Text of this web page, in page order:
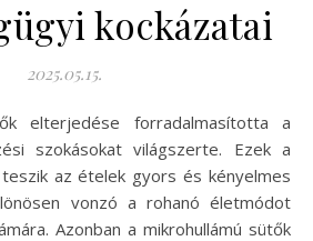
kockázatai
2025.05.15.
szokásokat világszerte. Ezek a
az ételek gyors és kényelmes
vonzó a rohanó életmódot
Azonban a mikrohullámú sütők